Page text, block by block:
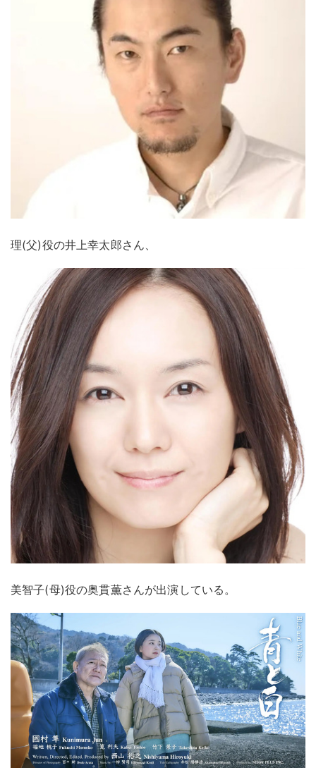
理(⽗)役の井上幸太郎さん、
美智⼦(⺟)役の奥貫薫さんが出演している。